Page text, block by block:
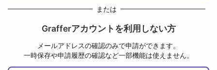
または
Grafferアカウントを利用しない方
メールアドレスの確認のみで申請ができます。
一時保存や申請履歴の確認など一部機能は使えません。